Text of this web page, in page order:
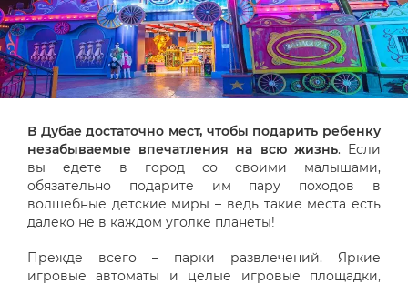
В Дубае достаточно мест, чтобы подарить ребенку
незабываемые впечатления на всю жизнь. Если
вы едете в город со своими малышами,
обязательно подарите им пару походов в
волшебные детские миры – ведь такие места есть
далеко не в каждом уголке планеты!
Прежде всего – парки развлечений. Яркие
игровые автоматы и целые игровые площадки,